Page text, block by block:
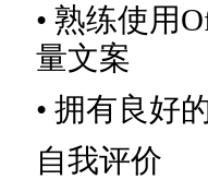
• 熟练使用
量文案
• 拥有良好
自我评价